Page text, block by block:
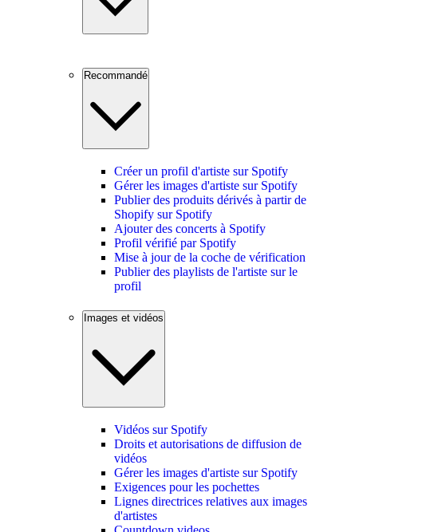
Recommandé
Créer un profil d'artiste sur Spotify
Gérer les images d'artiste sur Spotify
Publier des produits dérivés à partir de
Shopify sur Spotify
Ajouter des concerts à Spotify
Profil vérifié par Spotify
Mise à jour de la coche de vérification
Publier des playlists de l'artiste sur le
profil
Images et vidéos
Vidéos sur Spotify
Droits et autorisations de diffusion de
vidéos
Gérer les images d'artiste sur Spotify
Exigences pour les pochettes
Lignes directrices relatives aux images
d'artistes